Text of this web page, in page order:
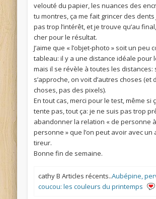
velouté du papier, les nuances des
tu montres, ça me fait grincer des dents
pas trop l’intérêt, et je trouve qu’au
cher pour le résultat.
J’aime que « l’objet-photo » soit un peu
tableau: il y a une distance idéale pour
mais il se révèle à toutes les distances:
s’approche, on voit d’autres choses (et
choses, pas des pixels).
En tout cas, merci pour le test, même si
tente pas, tout ça: je ne suis pas trop
abandonner la relation « de personne à
personne » que l’on peut avoir avec un
tireur.
Bonne fin de semaine.
cathy B Articles récents..Aubépine,
coucou: les couleurs du printemps